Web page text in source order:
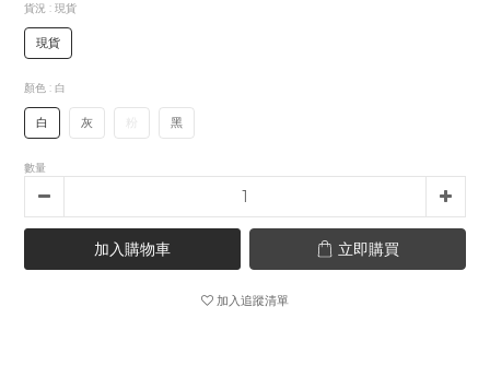
貨況 : 現貨
現貨
顏色 : 白
白 灰 黑
數量
加入購物車 立即購買
加入追蹤清單